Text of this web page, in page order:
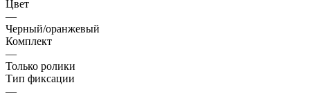
Цвет
—
Черный/оранжевый
Комплект
—
Только ролики
Тип фиксации
—